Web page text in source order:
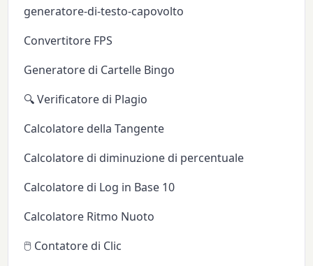
generatore-di-testo-capovolto
Convertitore FPS
Generatore di Cartelle Bingo
🔍 Verificatore di Plagio
Calcolatore della Tangente
Calcolatore di diminuzione di percentuale
Calcolatore di Log in Base 10
Calcolatore Ritmo Nuoto
🖱️ Contatore di Clic